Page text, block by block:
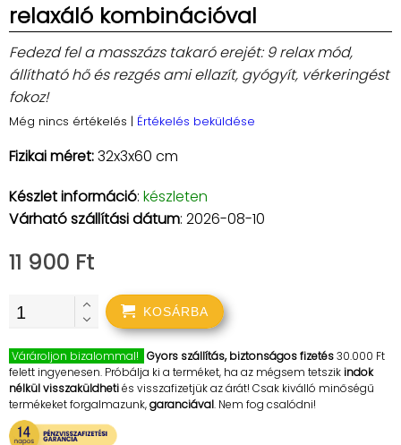
relaxáló kombinációval
Fedezd fel a masszázs takaró erejét: 9 relax mód,
állítható hő és rezgés ami ellazít, gyógyít, vérkeringést
fokoz!
Még nincs értékelés | Értékelés beküldése
Fizikai méret:32x3x60 cm
Készlet információ: készleten
Várható szállítási dátum: 2026-08-10
11 900 Ft
KOSÁRBA
Várároljon bizalommal! Gyors szállítás, biztonságos fizetés30.000 Ft
felett ingyenesen. Próbálja ki a terméket, ha az mégsem tetszikindok
nélkül visszaküldhetiés visszafizetjük az árát! Csak kiválló minőségű
termékeket forgalmazunk,garanciával. Nem fog csalódni!